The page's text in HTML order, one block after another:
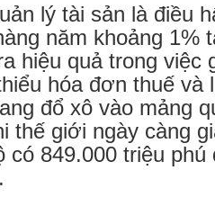
lý tài sản là điều
năm khoảng 1%
hiệu quả trong việc
hóa đơn thuế và
đổ xô vào mảng
thế giới ngày càng
có 849.000 triệu phú